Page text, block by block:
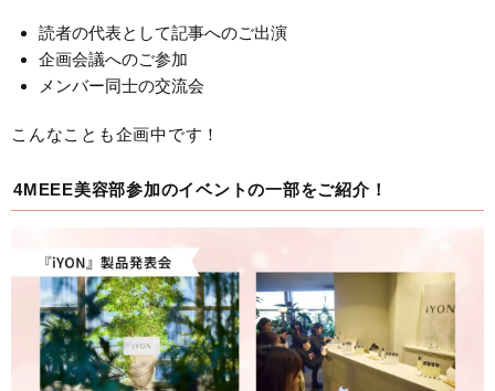
読者の代表として記事へのご出演
企画会議へのご参加
メンバー同士の交流会
こんなことも企画中です！
4MEEE美容部参加のイベントの一部をご紹介！